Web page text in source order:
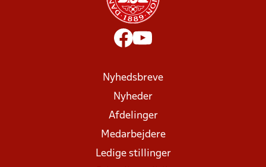
Nyhedsbreve
Nyheder
Afdelinger
Medarbejdere
Ledige stillinger